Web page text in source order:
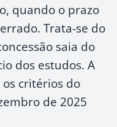
quando o prazo
Trata-se do
saia do
dos estudos. A
critérios do
de 2025